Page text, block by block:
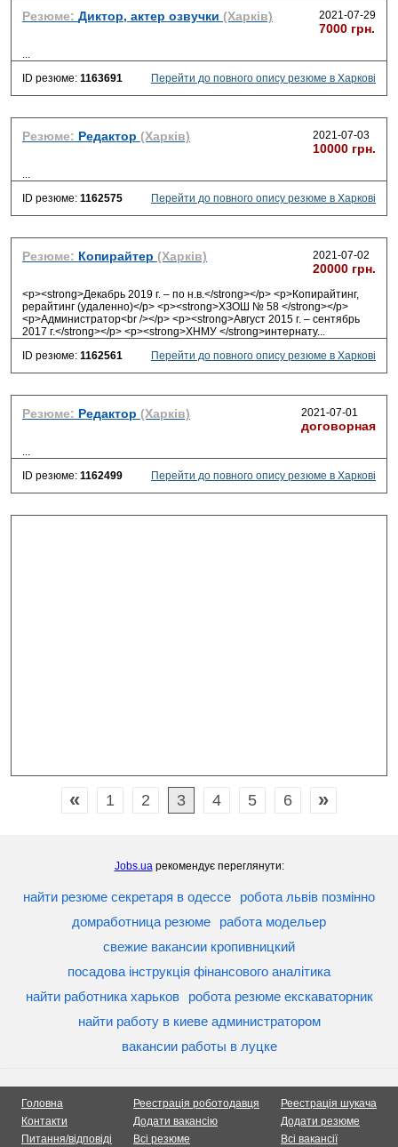
Резюме: Диктор, актер озвучки (Харків) 2021-07-29
7000 грн.
...
ID резюме: 1163691 Перейти до повного опису резюме в Харкові
Резюме: Редактор (Харків) 2021-07-03
10000 грн.
...
ID резюме: 1162575 Перейти до повного опису резюме в Харкові
Резюме: Копирайтер (Харків) 2021-07-02
20000 грн.
<p><strong>Декабрь 2019 г. – по н.в.</strong></p> <p>Копирайтинг,
рерайтинг (удаленно)</p> <p><strong>ХЗОШ № 58 </strong></p>
<p>Администратор<br /></p> <p><strong>Август 2015 г. – сентябрь
2017 г.</strong></p> <p><strong>ХНМУ </strong>интернату...
ID резюме: 1162561 Перейти до повного опису резюме в Харкові
Резюме: Редактор (Харків) 2021-07-01
договорная
...
ID резюме: 1162499 Перейти до повного опису резюме в Харкові
« 1 2 3 4 5 6 »
Jobs.uaрекомендує переглянути:
найти резюме секретаря в одессе
робота львів позмінно
домработница резюме
работа модельер
свежие вакансии кропивницкий
посадова інструкція фінансового аналітика
найти работника харьков
робота резюме екскаваторник
найти работу в киеве администратором
вакансии работы в луцке
Головна
Контакти
Питання/відповіді
Реестрація роботодавця
Додати вакансію
Всі резюме
Реестрація шукача
Додати резюме
Всі вакансії